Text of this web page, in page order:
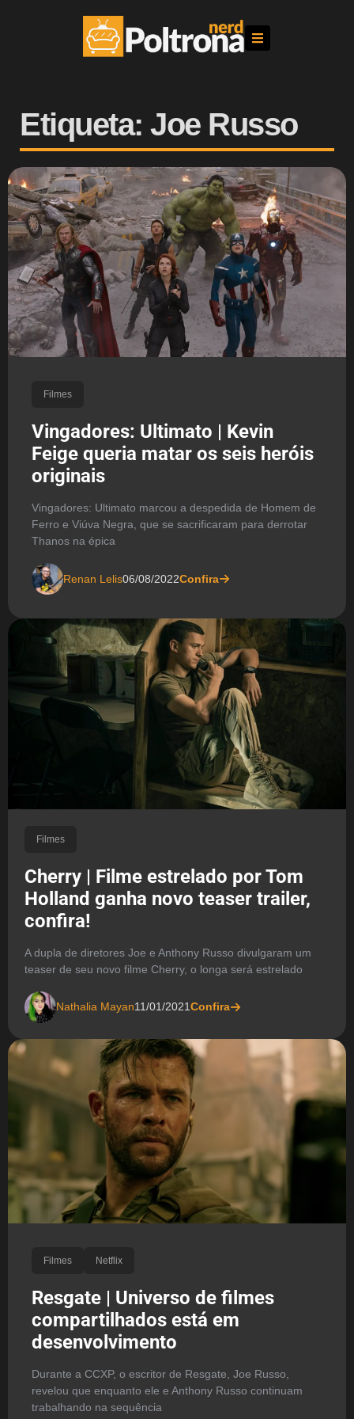
Etiqueta: Joe Russo
Filmes
Vingadores: Ultimato | Kevin
Feige queria matar os seis heróis
originais
Vingadores: Ultimato marcou a despedida de Homem de
Ferro e Viúva Negra, que se sacrificaram para derrotar
Thanos na épica
Renan Lelis06/08/2022Confira
Filmes
Cherry | Filme estrelado por Tom
Holland ganha novo teaser trailer,
confira!
A dupla de diretores Joe e Anthony Russo divulgaram um
teaser de seu novo filme Cherry, o longa será estrelado
Nathalia Mayan11/01/2021Confira
Filmes Netflix
Resgate | Universo de filmes
compartilhados está em
desenvolvimento
Durante a CCXP, o escritor de Resgate, Joe Russo,
revelou que enquanto ele e Anthony Russo continuam
trabalhando na sequência